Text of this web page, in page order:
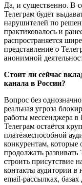
Да, и существенно. В
Телеграм будет
нарушителей по
практиковалось и
распространяется
представление о
анонимной
Стоит ли сейчас
канала в России?
Вопрос без
реальная угроза
работы мессенджера
Телеграм остаётся
платёжеспособной
конкурентам, которые
продолжать развивать
строить присутствие
контакты аудитории
email-рассылках,